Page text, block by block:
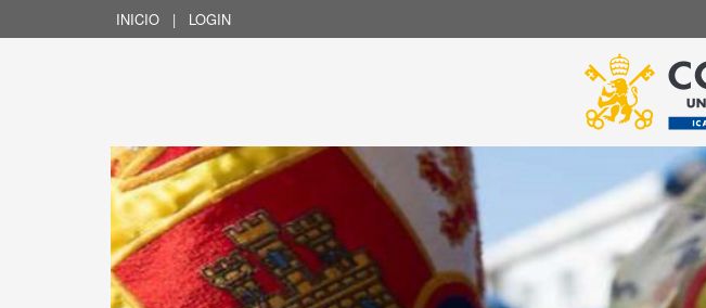
INICIO | LOGIN